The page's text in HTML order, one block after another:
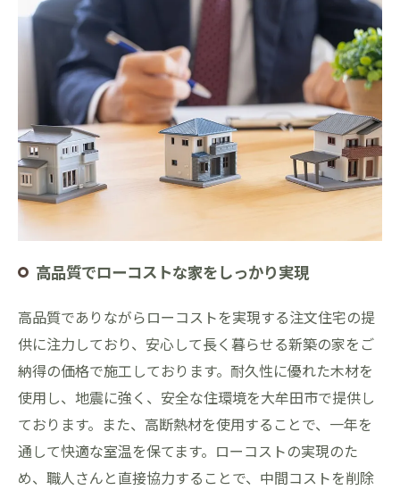
高品質でローコストな家をしっかり実現
高品質でありながらローコストを実現する注文住宅の提
供に注力しており、安心して長く暮らせる新築の家をご
納得の価格で施工しております。耐久性に優れた木材を
使用し、地震に強く、安全な住環境を大牟田市で提供し
ております。また、高断熱材を使用することで、一年を
通して快適な室温を保てます。ローコストの実現のた
め、職人さんと直接協力することで、中間コストを削除